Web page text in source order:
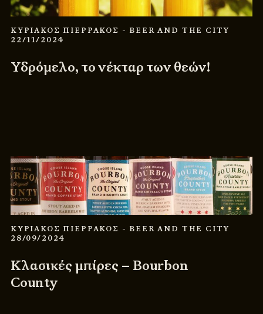
ΚΥΡΙΑΚΟΣ ΠΙΕΡΡΑΚΟΣ - BEER AND THE CITY
22/11/2024
Υδρόμελο, το νέκταρ των θεών!
ΚΥΡΙΑΚΟΣ ΠΙΕΡΡΑΚΟΣ - BEER AND THE CITY
28/09/2024
Κλασικές μπίρες – Bourbon
County